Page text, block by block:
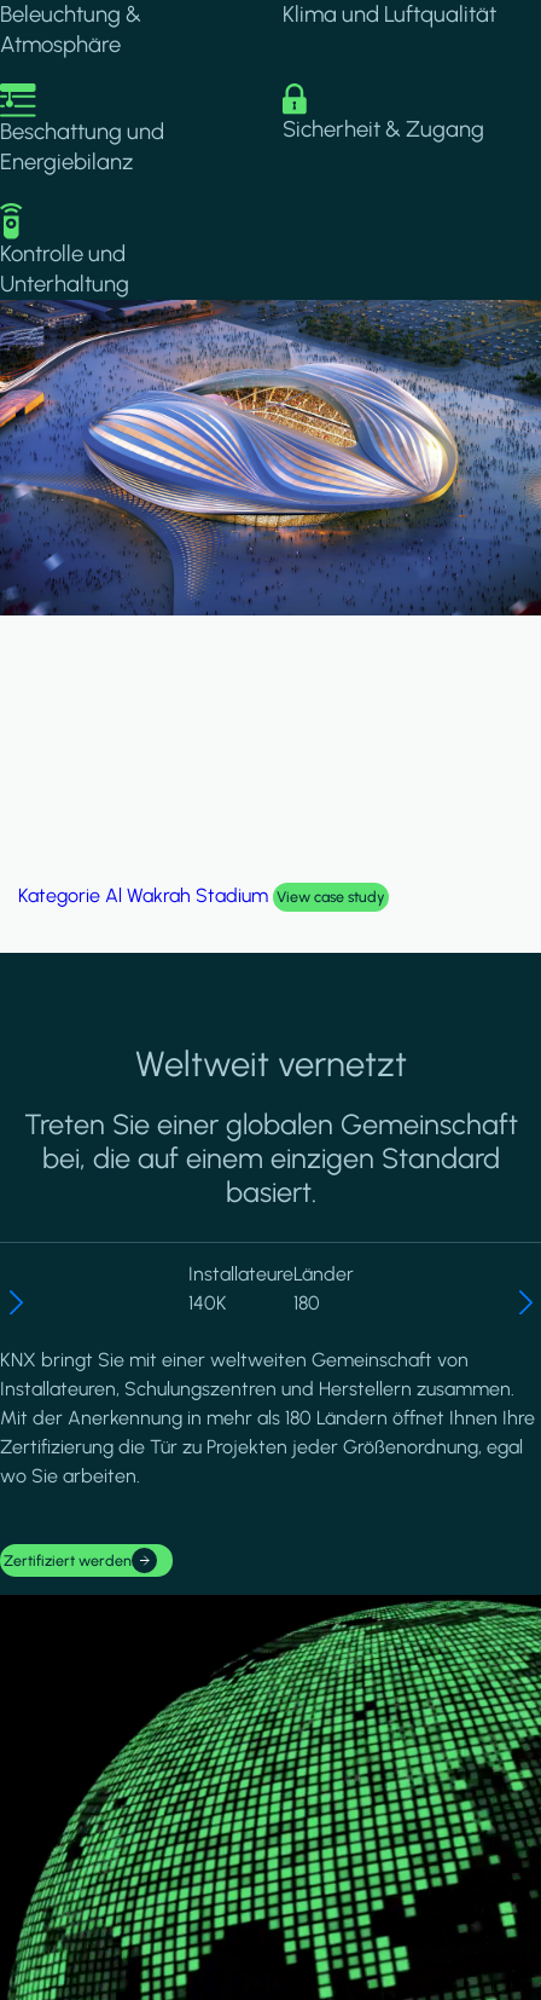
Beleuchtung &
Atmosphäre
Klima und Luftqualität
Image
Beschattung und
Energiebilanz
Image
Sicherheit & Zugang
Image
Kontrolle und
Unterhaltung
Kategorie Al Wakrah Stadium View case study
Weltweit vernetzt
Treten Sie einer globalen Gemeinschaft
bei, die auf einem einzigen Standard
basiert.
Installateure
140K
Länder
180
KNX bringt Sie mit einer weltweiten Gemeinschaft von
Installateuren, Schulungszentren und Herstellern zusammen.
Mit der Anerkennung in mehr als 180 Ländern öffnet Ihnen Ihre
Zertifizierung die Tür zu Projekten jeder Größenordnung, egal
wo Sie arbeiten.
Zertifiziert werden